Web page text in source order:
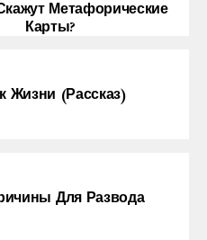
Метафорические
Карты?
Жизни (рассказ)
Для Развода